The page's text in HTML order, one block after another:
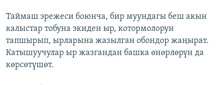
Таймаш эрежеси боюнча, бир муундагы беш акын
калыстар тобуна экиден ыр, котормолорун
тапшырып, ырларына жазылган обондор жаңырат.
Катышуучулар ыр жазгандан башка өнөрлөрүн да
көрсөтүшөт.